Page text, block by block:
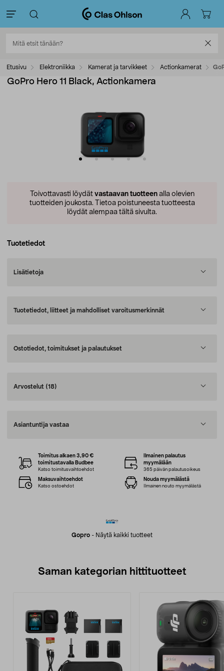
Etusivu Elektroniikka Kamerat ja tarvikkeet Actionkamerat
GoPro Hero 11 Black, Actionkamera
Toivottavasti löydät vastaavan tuotteenalla olevien
tuotteiden joukosta. Tietoa poistuneesta tuotteesta
löydät alempaa tältä sivulta.
Tuotetiedot
Lisätietoja
Tuotetiedot, liitteet ja mahdolliset varoitusmerkinnät
Ostotiedot, toimitukset ja palautukset
Arvostelut (18)
Asiantuntija vastaa
Gopro - Näytä kaikki tuotteet
Toimitus alkaen 3,90 €
toimitustavalla Budbee
Katso toimitusvaihtoehdot
Ilmainen palautus
myymälään
365 päivän palautusoikeus
Maksuvaihtoehdot
Katso ostoehdot
Nouda myymälästä
Ilmainen nouto myymälästä
Saman kategorian hittituotteet